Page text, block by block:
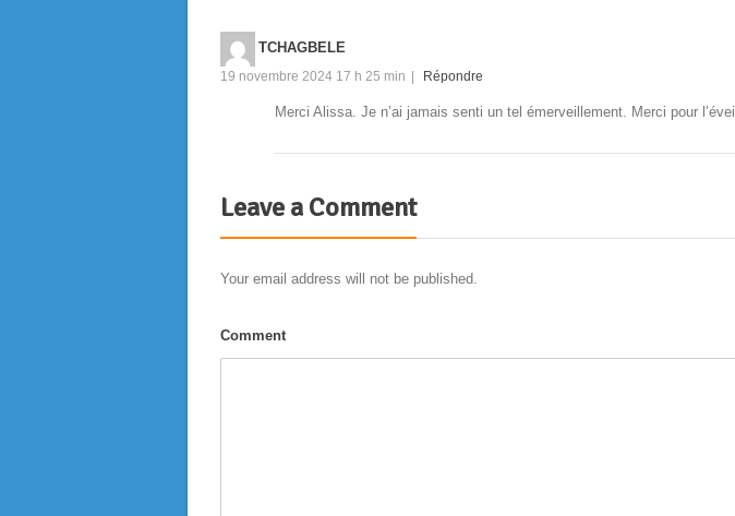
TCHAGBELE
19 novembre 2024 17 h 25 min Répondre
Merci Alissa. Je n’ai jamais senti un tel émerveillement. Merci pour l’éveil
Leave a Comment
Your email address will not be published.
Comment